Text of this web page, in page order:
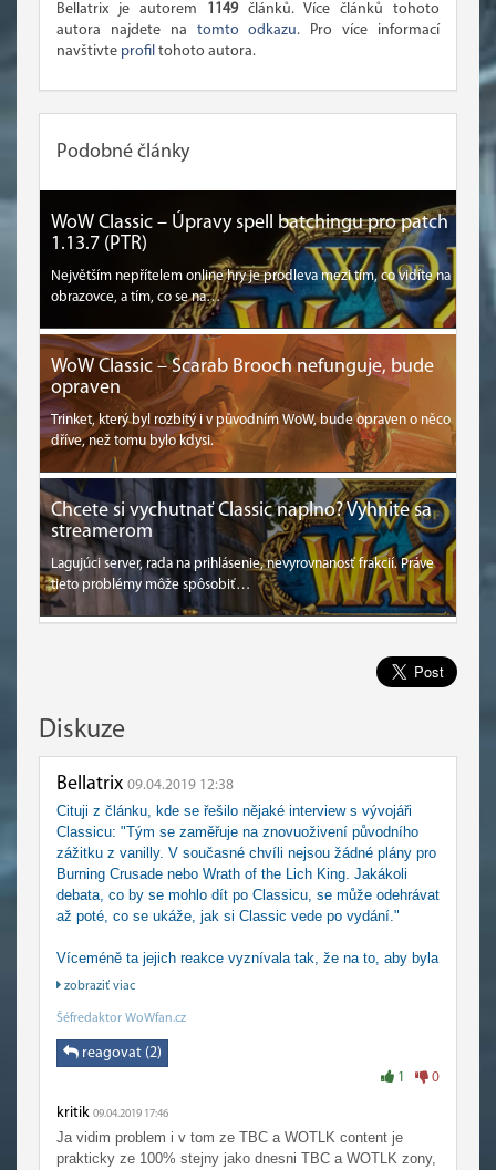
Bellatrix je autorem 1149článků. Více článků tohoto
autora najdete na tomto odkazu. Pro více informací
navštivte profil tohoto autora.
Podobné články
WoW Classic – Úpravy spell batchingu pro patch
1.13.7 (PTR)
Největším nepřítelem online hry je prodleva mezi tím, co vidíte na
obrazovce, a tím, co se na…
WoW Classic – Scarab Brooch nefunguje, bude
opraven
Trinket, který byl rozbitý i v původním WoW, bude opraven o něco
dříve, než tomu bylo kdysi.
Chcete si vychutnať Classic naplno? Vyhnite sa
streamerom
Lagujúci server, rada na prihlásenie, nevyrovnanosť frakcií. Práve
tieto problémy môže spôsobiť…
Diskuze
Bellatrix 09.04.2019 12:38
Cituji z článku, kde se řešilo nějaké interview s vývojáři
Classicu: "Tým se zaměřuje na znovuoživení původního
zážitku z vanilly. V současné chvíli nejsou žádné plány pro
Burning Crusade nebo Wrath of the Lich King. Jakákoli
debata, co by se mohlo dít po Classicu, se může odehrávat
až poté, co se ukáže, jak si Classic vede po vydání."
Víceméně ta jejich reakce vyznívala tak, že na to, aby byla
jakákoli šance na TBC, tak by Classic musel být opravdu
zobraziť viac
Šéfredaktor WoWfan.cz
reagovat (2)
1 0
kritik 09.04.2019 17:46
Ja vidim problem i v tom ze TBC a WOTLK content je
prakticky ze 100% stejny jako dnesni TBC a WOTLK zony,